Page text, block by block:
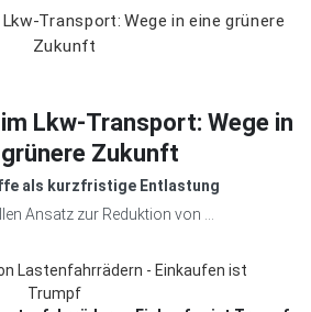
Lkw-Transport: Wege in
Zukunft
als kurzfristige Entlastung
Ansatz zur Reduktion von ...